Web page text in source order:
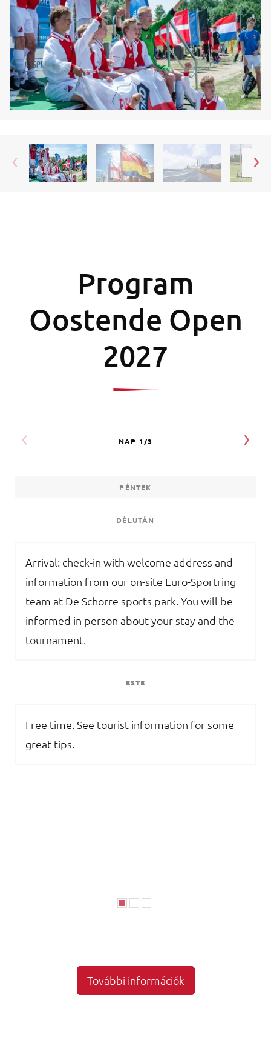
Program
Oostende Open
2027
PÉNTEK
DÉLUTÁN
Arrival: check-in with welcome address and
information from our on-site Euro-Sportring
team at De Schorre sports park. You will be
informed in person about your stay and the
tournament.
ESTE
Free time. See tourist information for some
great tips.
További információk